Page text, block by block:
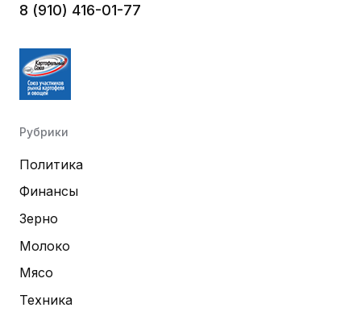
8 (910) 416-01-77
Рубрики
Политика
Финансы
Зерно
Молоко
Мясо
Техника